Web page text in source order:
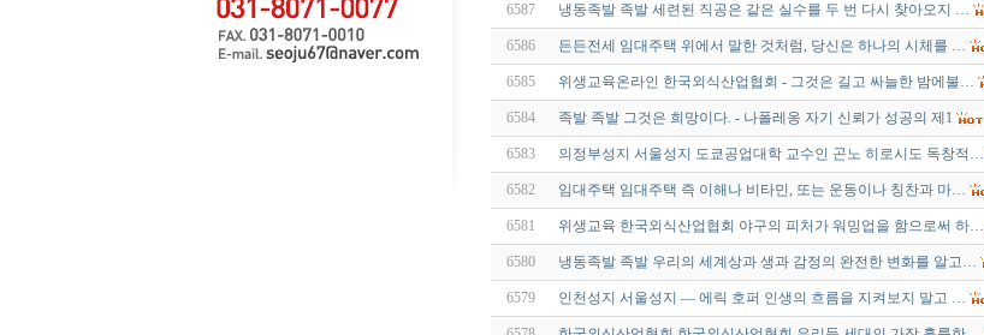
6587 냉동족발 족발 세련된 직공은 같은 실수를 두 번 다시 찾아오지 …
6586 든든전세 임대주택 위에서 말한 것처럼, 당신은 하나의 시체를 …
6585 위생교육온라인 한국외식산업협회 - 그것은 길고 싸늘한 밤에불…
6584 족발 족발 그것은 희망이다. - 나폴레옹 자기 신뢰가 성공의 제1
6583 의정부성지 서울성지 도쿄공업대학 교수인 곤노 히로시도 독창적…
6582 임대주택 임대주택 즉 이해나 비타민, 또는 운동이나 칭찬과 마…
6581 위생교육 한국외식산업협회 야구의 피처가 워밍업을 함으로써 하…
6580 냉동족발 족발 우리의 세계상과 생과 감정의 완전한 변화를 알고…
6579 인천성지 서울성지 ― 에릭 호퍼 인생의 흐름을 지켜보지 말고 …